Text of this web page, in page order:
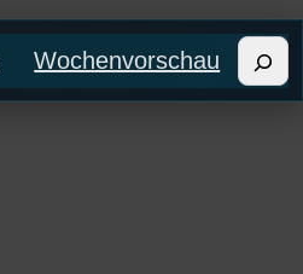
Wochenvorschau